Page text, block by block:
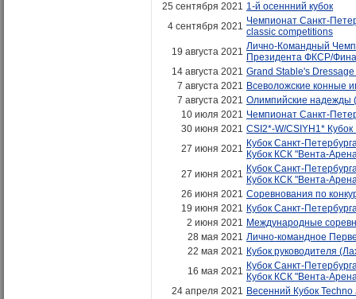
25 сентября 2021 1-й осеннний кубок
4 сентября 2021 Чемпионат Санкт-
classic competitions
19 августа 2021 Лично-Командный
Президента ФКСР/
14 августа 2021 Grand Stable's
7 августа 2021 Всеволожские конные
7 августа 2021 Олимпийские надежды
10 июля 2021 Чемпионат Санкт-
30 июня 2021 CSI2*-W/CSIYH1*
27 июня 2021 Кубок Санкт-
Кубок КСК "Вента-
27 июня 2021 Кубок Санкт-
Кубок КСК "Вента-
26 июня 2021 Соревнования по
19 июня 2021 Кубок Санкт-
2 июня 2021 Международные
28 мая 2021 Лично-командное
22 мая 2021 Кубок руководителя
16 мая 2021 Кубок Санкт-
Кубок КСК "Вента-
24 апреля 2021 Весенний Кубок Techno